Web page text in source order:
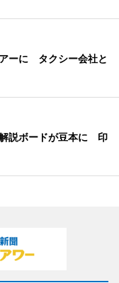
アーに タクシー会社と
説ボードが豆本に 印